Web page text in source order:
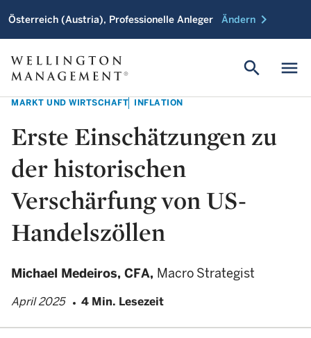
Österreich (Austria), Professionelle Anleger Ändern chevron_right
menu
search
MARKT UND WIRTSCHAFT INFLATION
Erste Einschätzungen zu
der historischen
Verschärfung von US-
Handelszöllen
Michael Medeiros, CFA, Macro Strategist
April 2025 4 Min. Lesezeit